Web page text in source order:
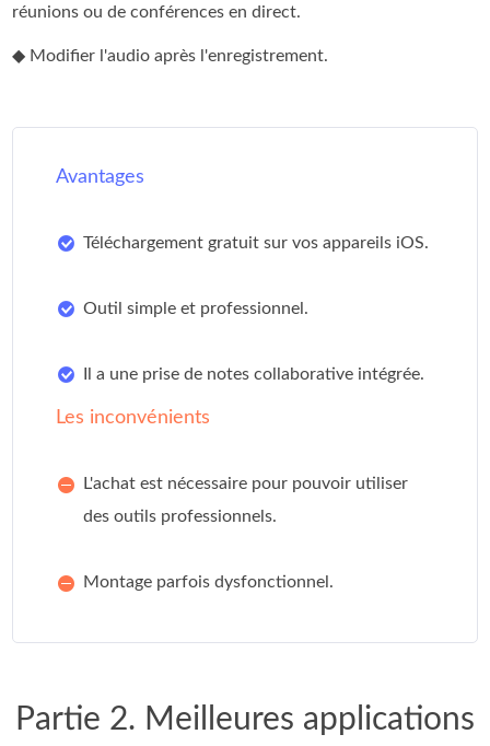
réunions ou de conférences en direct.
◆ Modifier l'audio après l'enregistrement.
Avantages
Téléchargement gratuit sur vos appareils iOS.
Outil simple et professionnel.
Il a une prise de notes collaborative intégrée.
Les inconvénients
L'achat est nécessaire pour pouvoir utiliser
des outils professionnels.
Montage parfois dysfonctionnel.
Partie 2. Meilleures applications